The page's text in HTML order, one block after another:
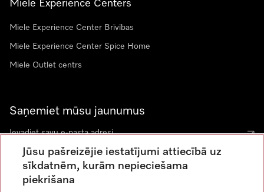
Miele Experience Centers
Miele Experience Center Brīvības
Miele Experience Center Spice Home
Miele Outlet centrs
Saņemiet mūsu jaunumus
Jūsu pašreizējie iestatījumi attiecībā uz
sīkdatnēm, kurām nepieciešama
piekrišana